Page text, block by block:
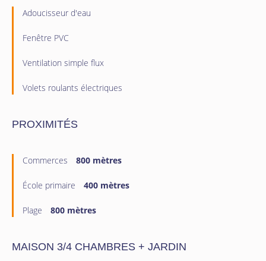
Adoucisseur d'eau
Fenêtre PVC
Ventilation simple flux
Volets roulants électriques
PROXIMITÉS
Commerces 800 mètres
École primaire 400 mètres
Plage 800 mètres
MAISON 3/4 CHAMBRES + JARDIN